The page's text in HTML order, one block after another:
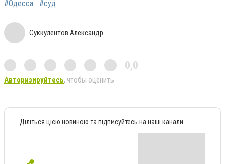
#Одесса #суд
Суккулентов Александр
0,0
Авторизируйтесь, чтобы оценить
Діліться цією новиною та підписуйтесь на наші канали